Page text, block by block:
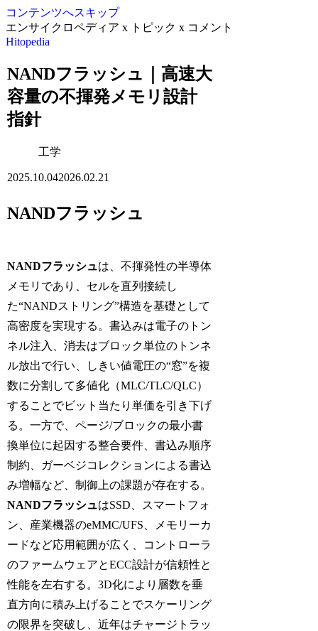
コンテンツへスキップ
エンサイクロペディア x トピック x コメント
Hitopedia
NANDフラッシュ｜高速大
容量の不揮発メモリ設計
指針
工学
2025.10.042026.02.21
NANDフラッシュ
NANDフラッシュは、不揮発性の半導体
メモリであり、セルを直列接続し
た“NANDストリング”構造を基礎として
高密度を実現する。書込みは電子のトン
ネル注入、消去はブロック単位のトンネ
ル放出で行い、しきい値電圧の“窓”を複
数に分割して多値化（MLC/TLC/QLC）
することでビット当たり単価を引き下げ
る。一方で、ページ/ブロックの最小書
換単位に起因する整合要件、書込み順序
制約、ガーベジコレクションによる書込
み増幅など、制御上の課題が存在する。
NANDフラッシュはSSD、スマートフォ
ン、産業機器のeMMC/UFS、メモリーカ
ードなど応用範囲が広く、コントローラ
のファームウェアとECC設計が信頼性と
性能を左右する。3D化により層数を垂
直方向に積み上げることでスケーリング
の限界を突破し、近年はチャージトラッ